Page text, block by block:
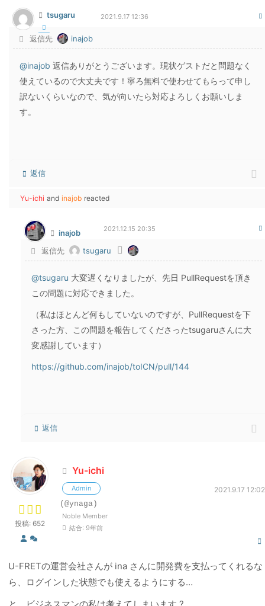
tsugaru 2021.9.17 12:36
返信先 inajob
@inajob 返信ありがとうございます。現状ゲストだと問題なく
使えているので大丈夫です！寧ろ無料で使わせてもらって申し
訳ないくらいなので、気が向いたら対応よろしくお願いしま
す。
返信
Yu-ichi and inajob reacted
inajob 2021.12.15 20:35
返信先 tsugaru
@tsugaru 大変遅くなりましたが、先日 PullRequestを頂き
この問題に対応できました。
（私はほとんど何もしていないのですが、PullRequestを下
さった方、この問題を報告してくださったtsugaruさんに大
変感謝しています）
https://github.com/inajob/toICN/pull/144
返信
投稿: 652
Yu-ichi
Admin
2021.9.17 12:02
(@ynaga)
Noble Member
結合: 9年前
U-FRETの運営会社さんが ina さんに開発費を支払ってくれるな
ら、ログインした状態でも使えるようにする…